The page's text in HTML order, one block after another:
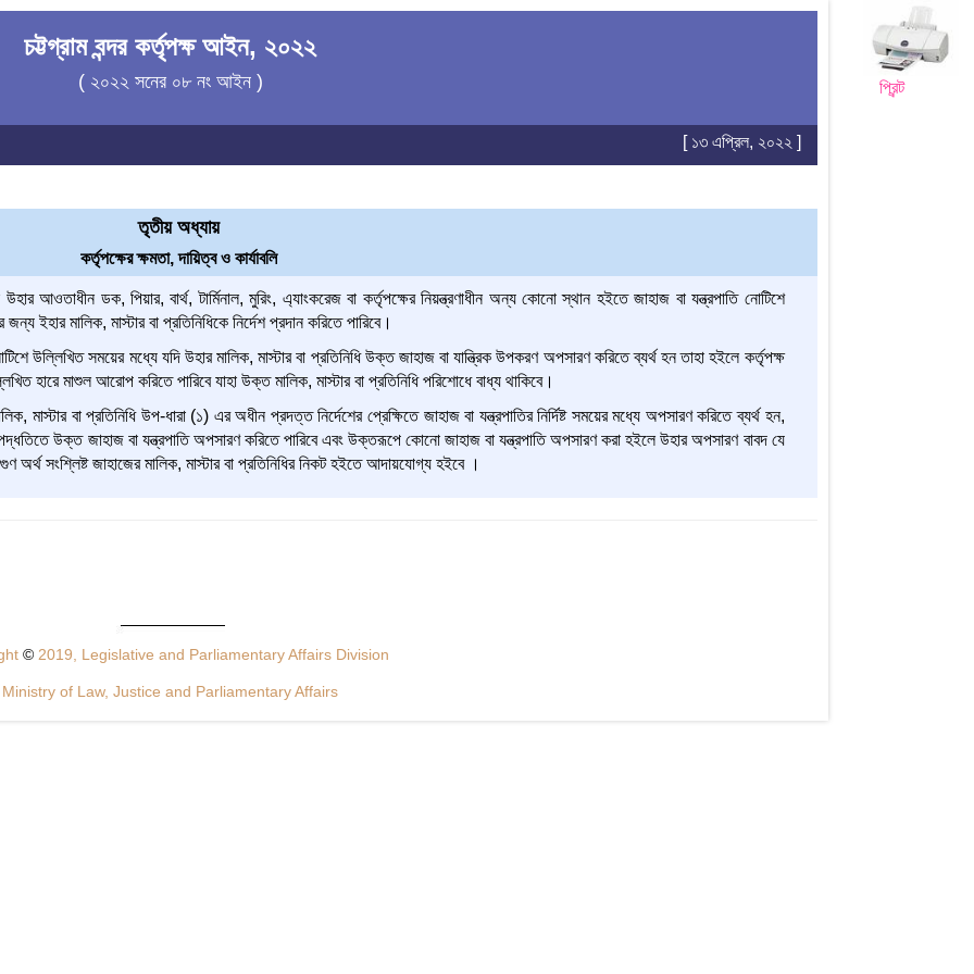
প্রিন্ট
চট্টগ্রাম বন্দর কর্তৃপক্ষ আইন, ২০২২
( ২০২২ সনের ০৮ নং আইন )
[ ১৩ এপ্রিল, ২০২২ ]
তৃতীয় অধ্যায়
কর্তৃপক্ষের ক্ষমতা, দায়িত্ব ও কার্যাবলি
আওতাধীন ডক, পিয়ার, বার্থ, টার্মিনাল, মুরিং, এ্যাংকরেজ বা কর্তৃপক্ষের নিয়ন্ত্রণাধীন অন্য কোনো স্থান হইতে জাহাজ বা যন্ত্রপাতি নোটিশে
ইহার মালিক, মাস্টার বা প্রতিনিধিকে নির্দেশ প্রদান করিতে পারিবে।
উল্লিখিত সময়ের মধ্যে যদি উহার মালিক, মাস্টার বা প্রতিনিধি উক্ত জাহাজ বা যান্ত্রিক উপকরণ অপসারণ করিতে ব্যর্থ হন তাহা হইলে কর্তৃপক্ষ
হারে মাশুল আরোপ করিতে পারিবে যাহা উক্ত মালিক, মাস্টার বা প্রতিনিধি পরিশোধে বাধ্য থাকিবে।
মাস্টার বা প্রতিনিধি উপ-ধারা (১) এর অধীন প্রদত্ত নির্দেশের প্রেক্ষিতে জাহাজ বা যন্ত্রপাতির নির্দিষ্ট সময়ের মধ্যে অপসারণ করিতে ব্যর্থ হন,
পদ্ধতিতে উক্ত জাহাজ বা যন্ত্রপাতি অপসারণ করিতে পারিবে এবং উক্তরূপে কোনো জাহাজ বা যন্ত্রপাতি অপসারণ করা হইলে উহার অপসারণ বাবদ যে
অর্থ সংশ্লিষ্ট জাহাজের মালিক, মাস্টার বা প্রতিনিধির নিকট হইতে আদায়যোগ্য হইবে ।
©2019, Legislative and Parliamentary Affairs Division
Ministry of Law, Justice and Parliamentary Affairs